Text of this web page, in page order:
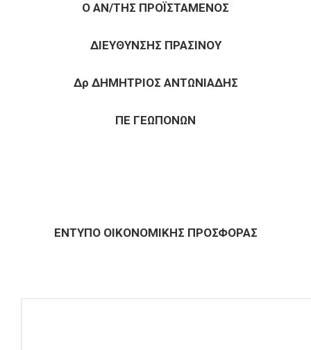
Ο ΑΝ/ΤΗΣ ΠΡΟΪΣΤΑΜΕΝΟΣ
ΔΙΕΥΘΥΝΣΗΣ ΠΡΑΣΙΝΟΥ
Δρ ΔΗΜΗΤΡΙΟΣ ΑΝΤΩΝΙΑΔΗΣ
ΠΕ ΓΕΩΠΟΝΩΝ
ΕΝΤΥΠΟ ΟΙΚΟΝΟΜΙΚΗΣ ΠΡΟΣΦΟΡΑΣ